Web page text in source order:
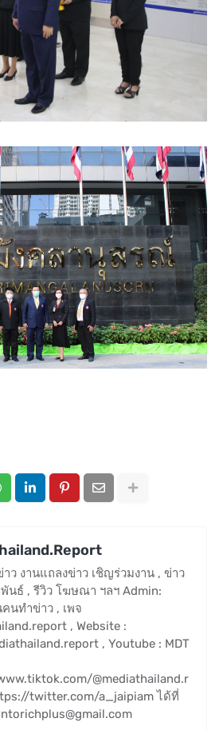
ว งานแถลงข่าว เชิญร่วมงาน , ข่าว
นธ์ , รีวิว โฆษณา ฯลฯ Admin:
นทำข่าว , เพจ
, Website :
, Youtube : MDT
@mediathailand.r
twitter.com/a_jaipiam ได้ที่